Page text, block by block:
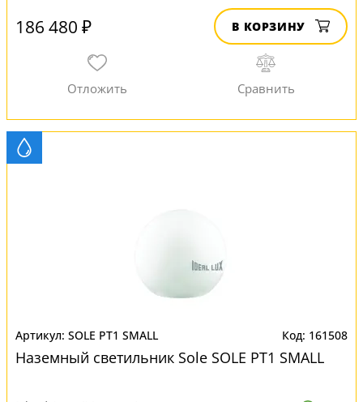
186 480 ₽ В КОРЗИНУ
SOLE PT1 SMALL 161508
Наземный светильник Sole SOLE PT1 SMALL